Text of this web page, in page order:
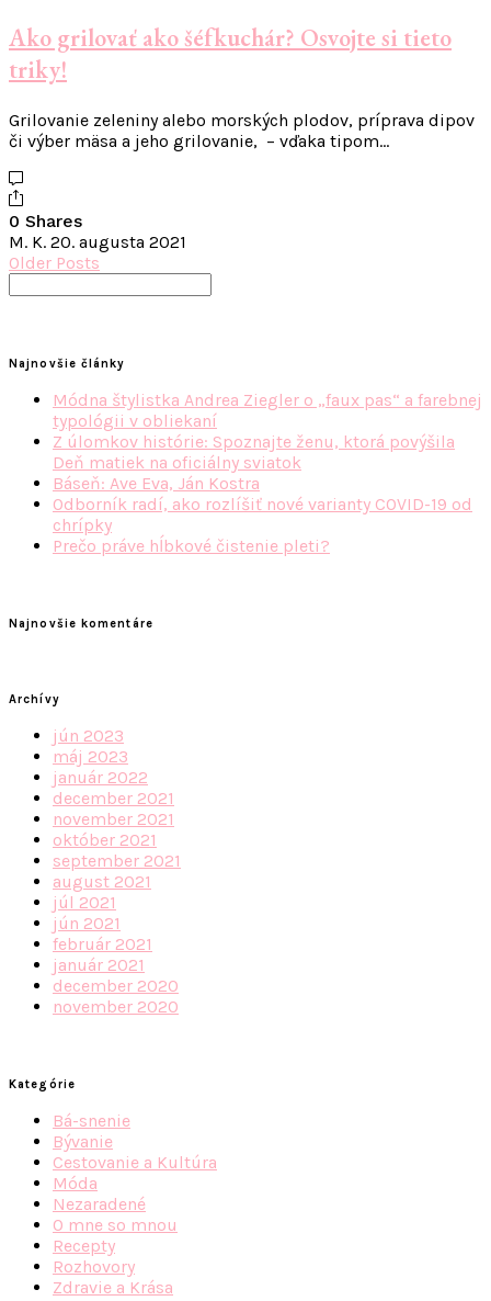
Ako grilovať ako šéfkuchár? Osvojte si tieto
triky!
Grilovanie zeleniny alebo morských plodov, príprava dipov
či výber mäsa a jeho grilovanie, – vďaka tipom…
0 Shares
M. K. 20. augusta 2021
Older Posts
Najnovšie články
Módna štylistka Andrea Ziegler o „faux pas“ a farebnej
typológii v obliekaní
Z úlomkov histórie: Spoznajte ženu, ktorá povýšila
Deň matiek na oficiálny sviatok
Báseň: Ave Eva, Ján Kostra
Odborník radí, ako rozlíšiť nové varianty COVID-19 od
chrípky
Prečo práve hĺbkové čistenie pleti?
Najnovšie komentáre
Archívy
jún 2023
máj 2023
január 2022
december 2021
november 2021
október 2021
september 2021
august 2021
júl 2021
jún 2021
február 2021
január 2021
december 2020
november 2020
Kategórie
Bá-snenie
Bývanie
Cestovanie a Kultúra
Móda
Nezaradené
O mne so mnou
Recepty
Rozhovory
Zdravie a Krása